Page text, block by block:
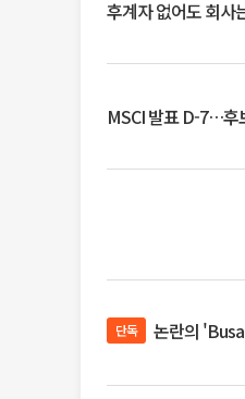
후계자 없어도 회사
MSCI 발표 D-7…후
단독 논란의